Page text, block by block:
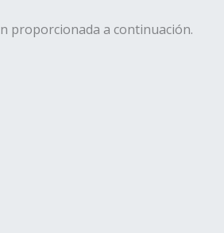
proporcionada a continuación.